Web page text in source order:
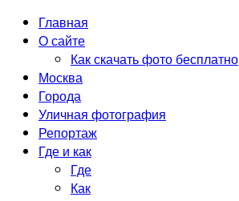
Главная
О сайте
Как скачать фото бесплатно
Москва
Города
Уличная фотография
Репортаж
Где и как
Где
Как